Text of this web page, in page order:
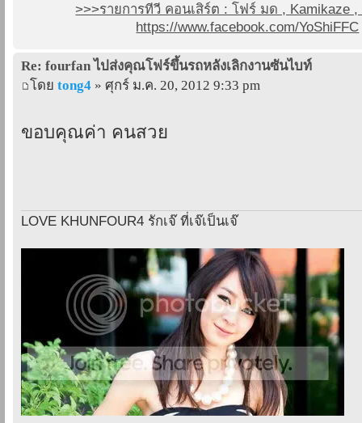
>>>รายการทีวี คอนเสิร์ต : โฟร์ มด , Kamikaze ,
https://www.facebook.com/YoShiFFC
Re: fourfan ไปส่งคุณโฟร์ขึ้นรถหลังเลิกงานซันไบท์
โดย tong4 » ศุกร์ ม.ค. 20, 2012 9:33 pm
ขอบคุณค่า คนสวย
LOVE KHUNFOUR4 รักเจ๊ ที่เจ๊เป็นเจ๊